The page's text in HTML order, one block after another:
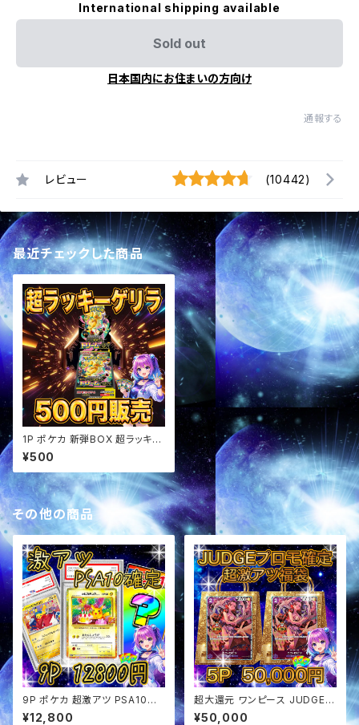
International shipping available
Sold out
日本国内にお住まいの方向け
通報する
レビュー (10442)
最近チェックした商品
1P ポケカ 新弾BOX 超ラッキー
ゲリラ オリパ
¥500
その他の商品
9P ポケカ 超激アツ PSA10確
定 オリパ
¥12,800
超大還元 ワンピース JUDGE確
定 超アド確定福袋 オリパ
¥50,000